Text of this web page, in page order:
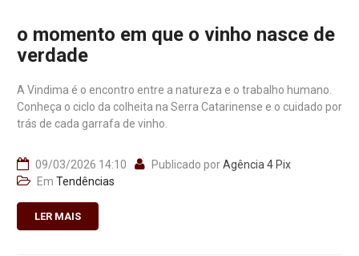
o momento em que o vinho nasce de
verdade
A Vindima é o encontro entre a natureza e o trabalho humano.
Conheça o ciclo da colheita na Serra Catarinense e o cuidado por
trás de cada garrafa de vinho.
09/03/2026 14:10 Publicado porAgência 4 Pix
Em Tendências
LER MAIS